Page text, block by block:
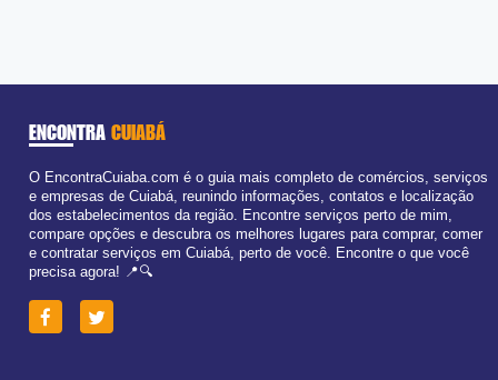
ENCONTRA CUIABÁ
O EncontraCuiaba.com é o guia mais completo de comércios, serviços
e empresas de Cuiabá, reunindo informações, contatos e localização
dos estabelecimentos da região. Encontre serviços perto de mim,
compare opções e descubra os melhores lugares para comprar, comer
e contratar serviços em Cuiabá, perto de você. Encontre o que você
precisa agora! 📍🔍